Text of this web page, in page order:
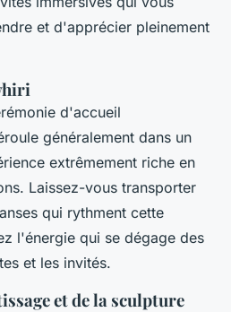
et d'apprécier pleinement
d'accueil
généralement dans un
extrêmement riche en
Laissez-vous transporter
qui rythment cette
l'énergie qui se dégage des
et les invités.
et de la sculpture